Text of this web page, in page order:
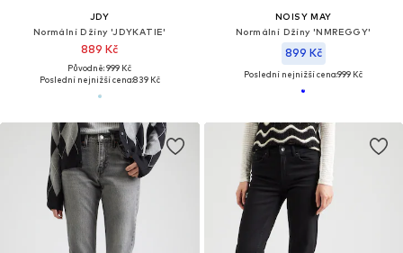
JDY
Normální Džíny 'JDYKATIE'
889 Kč
Původně: 999 Kč
Poslední nejnižší cena:839 Kč
NOISY MAY
Normální Džíny 'NMREGGY'
899 Kč
Poslední nejnižší cena:999 Kč